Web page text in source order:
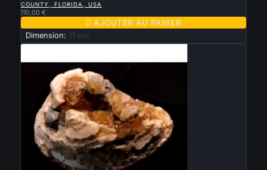
COUNTY, FLORIDA, USA
110,00 €
 AJOUTER AU PANIER
Dimension: 11 cm